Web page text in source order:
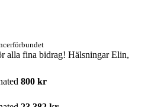
alla fina bidrag! Hälsningar Elin,
800 kr